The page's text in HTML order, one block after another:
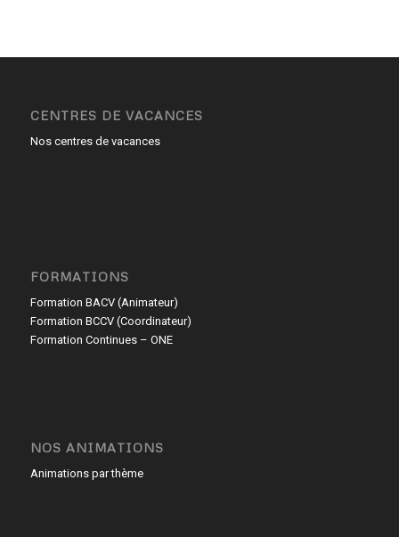
CENTRES DE VACANCES
Nos centres de vacances
FORMATIONS
Formation BACV (Animateur)
Formation BCCV (Coordinateur)
Formation Continues – ONE
NOS ANIMATIONS
Animations par thème